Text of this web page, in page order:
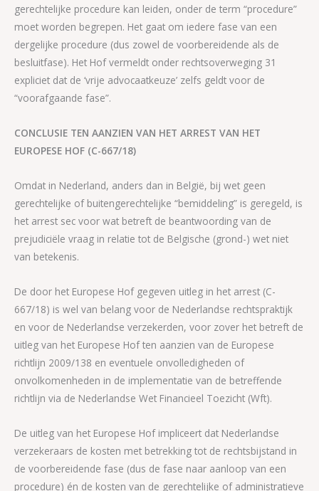
gerechtelijke procedure kan leiden, onder de term “procedure”
moet worden begrepen. Het gaat om iedere fase van een
dergelijke procedure (dus zowel de voorbereidende als de
besluitfase). Het Hof vermeldt onder rechtsoverweging 31
expliciet dat de ‘vrije advocaatkeuze’ zelfs geldt voor de
“voorafgaande fase”.
CONCLUSIE TEN AANZIEN VAN HET ARREST VAN HET
EUROPESE HOF (C-667/18)
Omdat in Nederland, anders dan in België, bij wet geen
gerechtelijke of buitengerechtelijke “bemiddeling” is geregeld, is
het arrest sec voor wat betreft de beantwoording van de
prejudiciële vraag in relatie tot de Belgische (grond-) wet niet
van betekenis.
De door het Europese Hof gegeven uitleg in het arrest (C-
667/18) is wel van belang voor de Nederlandse rechtspraktijk
en voor de Nederlandse verzekerden, voor zover het betreft de
uitleg van het Europese Hof ten aanzien van de Europese
richtlijn 2009/138 en eventuele onvolledigheden of
onvolkomenheden in de implementatie van de betreffende
richtlijn via de Nederlandse Wet Financieel Toezicht (Wft).
De uitleg van het Europese Hof impliceert dat Nederlandse
verzekeraars de kosten met betrekking tot de rechtsbijstand in
de voorbereidende fase (dus de fase naar aanloop van een
procedure) én de kosten van de gerechtelijke of administratieve